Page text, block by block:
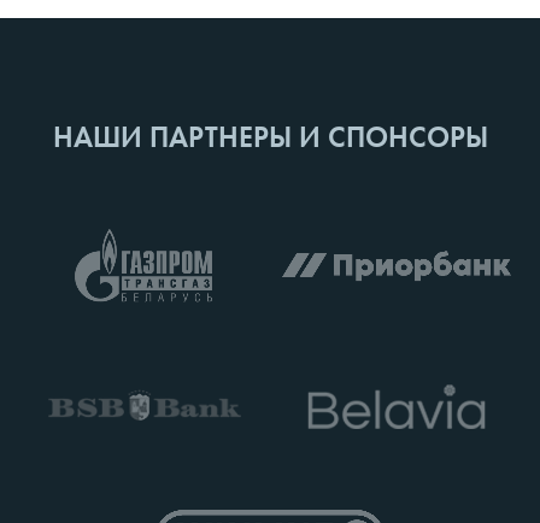
НАШИ ПАРТНЕРЫ И СПОНСОРЫ